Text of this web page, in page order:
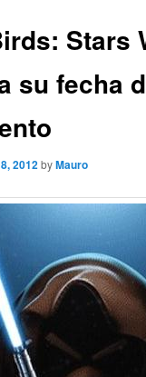
Stars
su fecha
2012byMauro